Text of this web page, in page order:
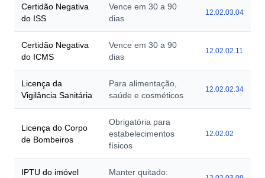
Certidão Negativa
do ISS
Vence em 30 a 90
dias
12.02.03.04
Certidão Negativa
do ICMS
Vence em 30 a 90
dias
12.02.02.11
Licença da
Vigilância Sanitária
Para alimentação,
saúde e cosméticos
12.02.02.34
Licença do Corpo
de Bombeiros
Obrigatória para
estabelecimentos
físicos
12.02.02
IPTU do imóvel
Manter quitado: